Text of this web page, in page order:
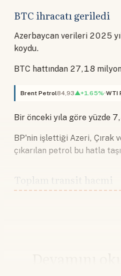
BTC ihracatı geriledi
Azerbaycan verileri 2025
koydu.
BTC hattından 27,18
Brent Petrol84,93▲+1.65% WTI
Bir önceki yıla göre yüzde
BP'nin işlettiği Azeri, Çırak
çıkarılan petrol bu hatla
Toplam transit hacmi
Devamını